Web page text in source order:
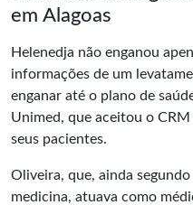
em Alagoas
Helenedja não enganou
informações de um
enganar até o plano de
Unimed, que aceitou o
seus pacientes.
Oliveira, que, ainda
medicina, atuava como